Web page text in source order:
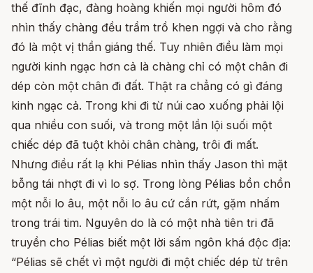
thế đĩnh đạc, đàng hoàng khiến mọi người hôm đó
nhìn thấy chàng đều trầm trồ khen ngợi và cho rằng
đó là một vị thần giáng thế. Tuy nhiên điều làm mọi
người kinh ngạc hơn cả là chàng chỉ có một chân đi
dép còn một chân đi đất. Thật ra chẳng có gì đáng
kinh ngạc cả. Trong khi đi từ núi cao xuống phải lội
qua nhiều con suối, và trong một lần lội suối một
chiếc dép đã tuột khỏi chân chàng, trôi đi mất.
Nhưng điều rất lạ khi Pélias nhìn thấy Jason thì mặt
bỗng tái nhợt đi vì lo sợ. Trong lòng Pélias bồn chồn
một nỗi lo âu, một nỗi lo âu cứ cắn rứt, gặm nhấm
trong trái tim. Nguyên do là có một nhà tiên tri đã
truyền cho Pélias biết một lời sấm ngôn khá độc địa:
“Pélias sẽ chết vì một người đi một chiếc dép từ trên